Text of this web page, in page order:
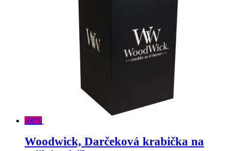
-60%
Woodwick, Darčeková krabička na